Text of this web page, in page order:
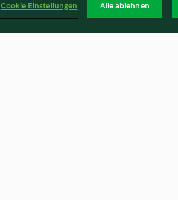
Cookie Einstellungen Alle ablehnen